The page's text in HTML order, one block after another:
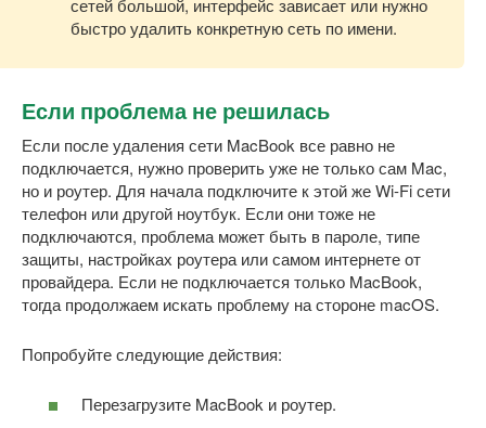
сетей большой, интерфейс зависает или нужно
быстро удалить конкретную сеть по имени.
Если проблема не решилась
Если после удаления сети MacBook все равно не
подключается, нужно проверить уже не только сам Mac,
но и роутер. Для начала подключите к этой же Wi-Fi сети
телефон или другой ноутбук. Если они тоже не
подключаются, проблема может быть в пароле, типе
защиты, настройках роутера или самом интернете от
провайдера. Если не подключается только MacBook,
тогда продолжаем искать проблему на стороне macOS.
Попробуйте следующие действия:
Перезагрузите MacBook и роутер.